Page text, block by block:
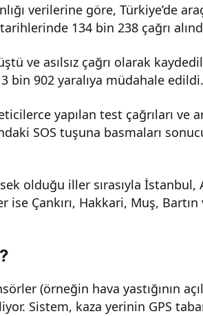
verilerine göre, Türkiye’de
134 bin 238 çağrı
ve asılsız çağrı olarak
bin 902 yaralıya müdahale edildi.
yapılan test çağrıları ve
SOS tuşuna basmaları
olduğu iller sırasıyla İstanbul,
Çankırı, Hakkari, Muş,
(örneğin hava yastığının
Sistem, kaza yerinin GPS